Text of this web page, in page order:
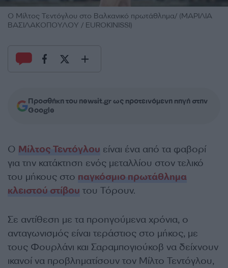
Ο Μίλτος Τεντόγλου στο Βαλκανικό πρωτάθλημα/ (ΜΑΡΙΛΙΑ
ΒΑΣΙΛΑΚΟΠΟΥΛΟΥ / EUROKINISSI)
Προσθήκη του newsit.gr ως προτεινόμενη πηγή στην
Google
Ο Μίλτος Τεντόγλου είναι ένα από τα φαβορί
για την κατάκτηση ενός μεταλλίου στον τελικό
του μήκους στο παγκόσμιο πρωτάθλημα
κλειστού στίβου του Τόρουν.
Σε αντίθεση με τα προηγούμενα χρόνια, ο
ανταγωνισμός είναι τεράστιος στο μήκος, με
τους Φουρλάνι και Σαραμπογιούκοβ να δείχνουν
ικανοί να προβληματίσουν τον Μίλτο Τεντόγλου,